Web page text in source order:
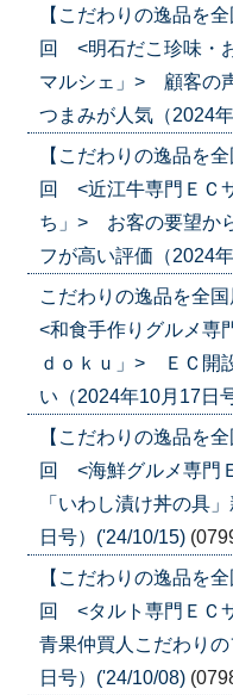
【こだわりの逸品を
回 <明石だこ珍味・
マルシェ」> 顧客の
つまみが人気（2024
【こだわりの逸品を
回 <近江牛専門ＥＣ
ち」> お客の要望か
フが高い評価（2024
こだわりの逸品を全
<和食手作りグルメ専
ｄｏｋｕ」> ＥＣ開
い（2024年10月17日
【こだわりの逸品を
回 <海鮮グルメ専門
「いわし漬け丼の具
日号）('24/10/15)
【こだわりの逸品を
回 <タルト専門ＥＣ
青果仲買人こだわり
日号）('24/10/08)